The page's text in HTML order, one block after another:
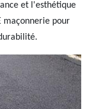
et l'esthétique
maçonnerie pour